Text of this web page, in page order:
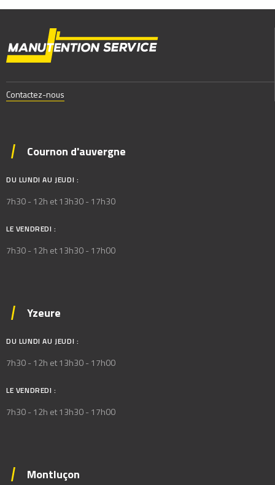
Contactez-nous
Cournon d'auvergne
DU LUNDI AU JEUDI :
7h30 - 12h et 13h30 - 17h30
LE VENDREDI :
7h30 - 12h et 13h30 - 17h00
Yzeure
DU LUNDI AU JEUDI :
7h30 - 12h et 13h30 - 17h00
LE VENDREDI :
7h30 - 12h et 13h30 - 17h00
Montluçon